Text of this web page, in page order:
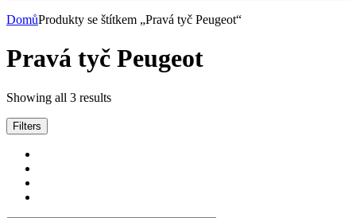
DomůProdukty se štítkem „Pravá tyč Peugeot“
Pravá tyč Peugeot
Showing all 3 results
Filters